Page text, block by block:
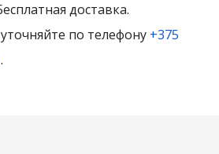
доставка.
по телефону +375
.